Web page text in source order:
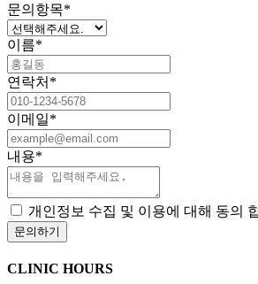
문의항목*
이름*
연락처 *
이메일*
내용*
개인정보 수집 및 이용에 대해 동의
CLINIC HOURS